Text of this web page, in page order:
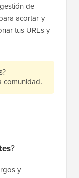
de
acortar y
tus URLs y
comunidad.
?
y